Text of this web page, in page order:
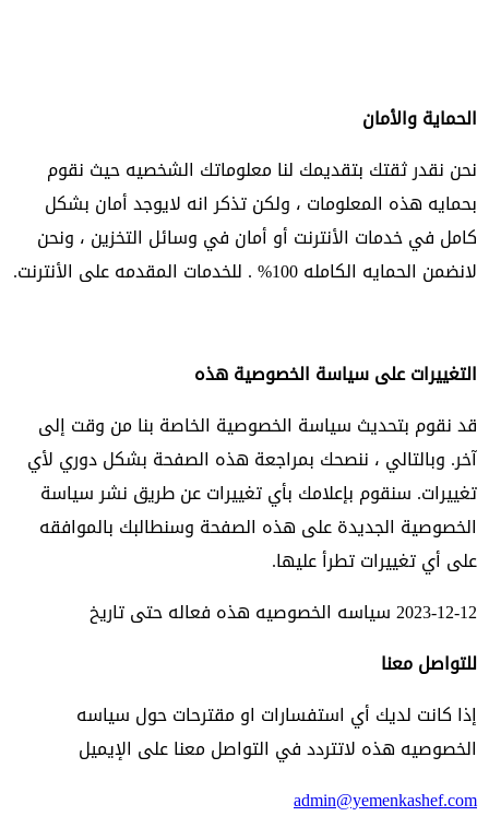
الحماية والأمان
نحن نقدر ثقتك بتقديمك لنا معلوماتك الشخصيه حيث نقوم
بحمايه هذه المعلومات ، ولكن تذكر انه لايوجد أمان بشكل
كامل في خدمات الأنترنت أو أمان في وسائل التخزين ، ونحن
لانضمن الحمايه الكامله 100% . للخدمات المقدمه على الأنترنت.
التغييرات على سياسة الخصوصية هذه
قد نقوم بتحديث سياسة الخصوصية الخاصة بنا من وقت إلى
آخر. وبالتالي ، ننصحك بمراجعة هذه الصفحة بشكل دوري لأي
تغييرات. سنقوم بإعلامك بأي تغييرات عن طريق نشر سياسة
الخصوصية الجديدة على هذه الصفحة وسنطالبك بالموافقه
على أي تغييرات تطرأ عليها.
2023-12-12 سياسه الخصوصيه هذه فعاله حتى تاريخ
للتواصل معنا
إذا كانت لديك أي استفسارات او مقترحات حول سياسه
الخصوصيه هذه لاتتردد في التواصل معنا على الإيميل
admin@yemenkashef.com